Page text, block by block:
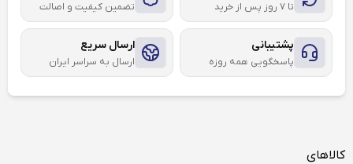
تا ۷ روز پس از خرید تضمین کیفیت و اصالت
پشتیبانی
پاسخگویی همه روزه
ارسال سریع
ارسال به سراسر ایران
کالاهای